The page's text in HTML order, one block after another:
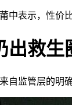
中表示，性价
出救生
自监管层的明